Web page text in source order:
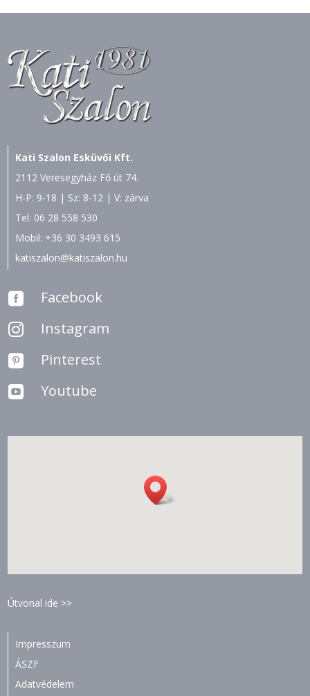
Kati Szalon Esküvői Kft.
2112 Veresegyház Fő út 74.
H-P: 9-18 | Sz: 8-12 | V: zárva
Tel: 06 28 558 530
Mobil: +36 30 3493 615
katiszalon@katiszalon.hu
 Facebook
 Instagram
 Pinterest
 Youtube
Útvonal ide >>
Impresszum
ÁSZF
Adatvédelem